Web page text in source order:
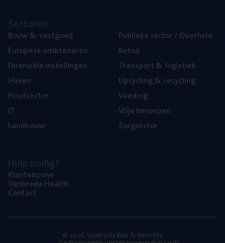
Bouw& vastgoed
Euro­pe­se ambtenaren
Finan­ci­ë­le instellingen
Haven
Hout­sec­tor
IT
Land­bouw
Publie­ke sec­tor / Overheid
Retail
Trans­port& logistiek
Upcy­cling& recycling
Voe­ding
Vrije beroe­pen
Zorg­sec­tor
Klan­ten­zo­ne
Van­b­re­da Health
Con­tact
© 2026 Vanbreda Risk & Benefits